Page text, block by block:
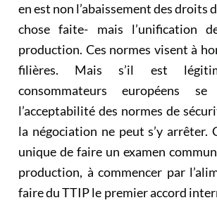
en est non l’abaissement des droits
chose faite- mais l’unification
production. Ces normes visent à
filières. Mais s’il est
consommateurs européens
l’acceptabilité des normes de
la négociation ne peut s’y arrêter.
unique de faire un examen
production, à commencer par
faire du TTIP le premier accord